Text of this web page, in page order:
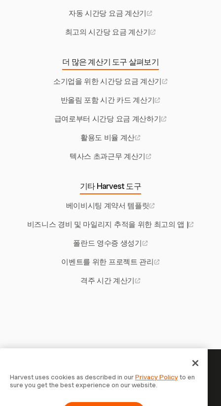
자동 시간당 요금 계산기
최고의 시간당 요금 계산기
더 많은 계산기 도구 살펴보기
소기업을 위한 시간당 요금 계산기
반올림 포함 시간 카드 계산기
급여로부터 시간당 요금 계산하기
활용도 비율 계산
텍사스 초과근무 계산기
기타 Harvest 도구
베이비시팅 계약서 템플릿
비즈니스 경비 및 마일리지 추적을 위한 최고의 앱 |
폴란드 영수증 생성기
이벤트를 위한 프로젝트 관리
격주 시간 계산기
당신의 시간은 기록할 가치가 있
습니다 — 지금 시작하세요
Harvest로 시간을 추적하고, 고객에게 청구하고, 더 빠르게
Harvest uses cookies as described in ourPrivacy Policyto en
sure you get the best experience on our website.